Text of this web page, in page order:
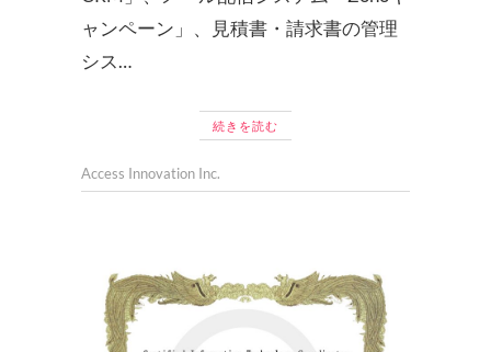
ャンペーン」、見積書・請求書の管理
シス…
続きを読む
Access Innovation Inc.